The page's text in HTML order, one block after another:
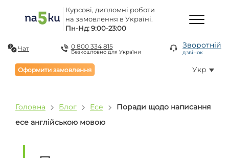
Курсові, дипломні роботи
на замовлення в Україні.
Пн-Нд: 9:00-23:00
Чат 0 800 334 815
Безкоштовно для України
Зворотній
дзвінок
Оформити замовлення Укр
Головна Блог Есе
Поради щодо написання
есе англійською мовою